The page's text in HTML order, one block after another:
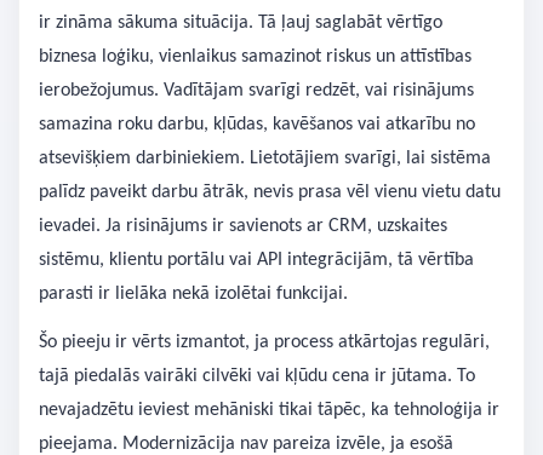
ir zināma sākuma situācija. Tā ļauj saglabāt vērtīgo
biznesa loģiku, vienlaikus samazinot riskus un attīstības
ierobežojumus. Vadītājam svarīgi redzēt, vai risinājums
samazina roku darbu, kļūdas, kavēšanos vai atkarību no
atsevišķiem darbiniekiem. Lietotājiem svarīgi, lai sistēma
palīdz paveikt darbu ātrāk, nevis prasa vēl vienu vietu datu
ievadei. Ja risinājums ir savienots ar CRM, uzskaites
sistēmu, klientu portālu vai API integrācijām, tā vērtība
parasti ir lielāka nekā izolētai funkcijai.
Šo pieeju ir vērts izmantot, ja process atkārtojas regulāri,
tajā piedalās vairāki cilvēki vai kļūdu cena ir jūtama. To
nevajadzētu ieviest mehāniski tikai tāpēc, ka tehnoloģija ir
pieejama. Modernizācija nav pareiza izvēle, ja esošā